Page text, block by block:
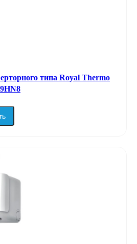
типа Royal Thermo